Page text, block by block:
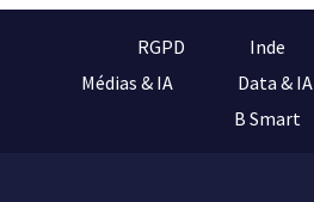
RGPD Inde
Médias & IA
Data & IA
B Smart